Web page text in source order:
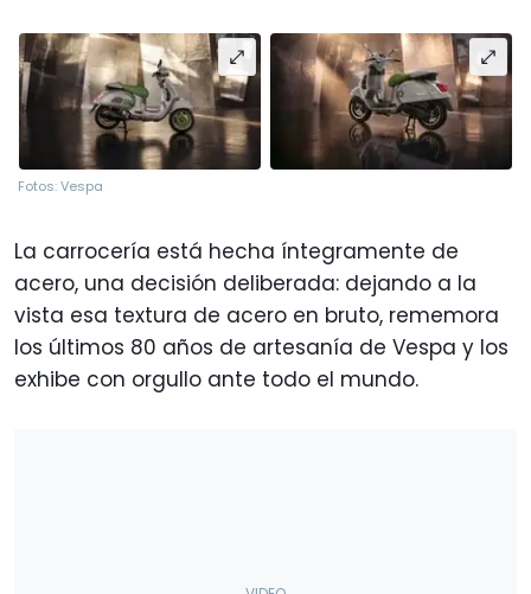
Fotos: Vespa
La carrocería está hecha íntegramente de
acero, una decisión deliberada: dejando a la
vista esa textura de acero en bruto, rememora
los últimos 80 años de artesanía de Vespa y los
exhibe con orgullo ante todo el mundo.